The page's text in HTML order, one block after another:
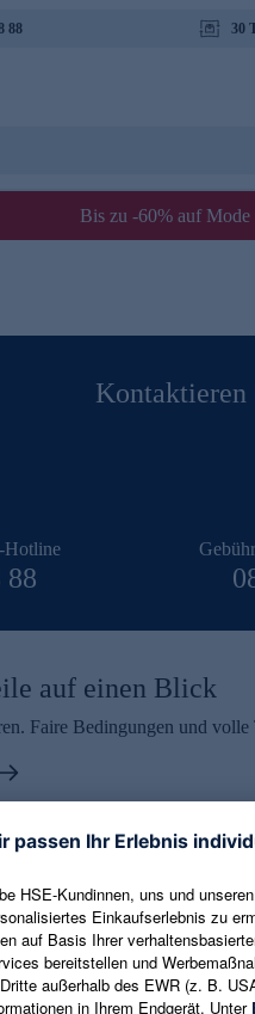
88 30
Bis zu -60% auf
Kontaktieren
Hotline
88
auf einen Blick
Faire Bedingungen und volle
erhalten
und aktuelle Trends,
erhalten. Als Dankeschön
Eine Abmeldung ist